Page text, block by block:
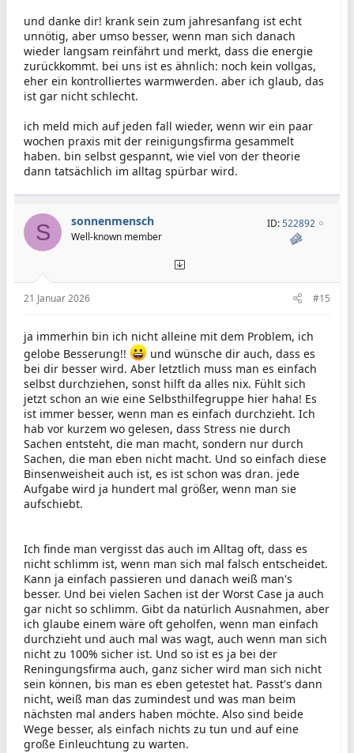
und danke dir! krank sein zum jahresanfang ist echt
unnötig, aber umso besser, wenn man sich danach
wieder langsam reinfährt und merkt, dass die energie
zurückkommt. bei uns ist es ähnlich: noch kein vollgas,
eher ein kontrolliertes warmwerden. aber ich glaub, das
ist gar nicht schlecht.
ich meld mich auf jeden fall wieder, wenn wir ein paar
wochen praxis mit der reinigungsfirma gesammelt
haben. bin selbst gespannt, wie viel von der theorie
dann tatsächlich im alltag spürbar wird.
S sonnenmensch
Well-known member
ID:522892
21 Januar 2026 #15
ja immerhin bin ich nicht alleine mit dem Problem, ich
gelobe Besserung!!
und wünsche dir auch, dass es
bei dir besser wird. Aber letztlich muss man es einfach
selbst durchziehen, sonst hilft da alles nix. Fühlt sich
jetzt schon an wie eine Selbsthilfegruppe hier haha! Es
ist immer besser, wenn man es einfach durchzieht. Ich
hab vor kurzem wo gelesen, dass Stress nie durch
Sachen entsteht, die man macht, sondern nur durch
Sachen, die man eben nicht macht. Und so einfach diese
Binsenweisheit auch ist, es ist schon was dran. jede
Aufgabe wird ja hundert mal größer, wenn man sie
aufschiebt.
Ich finde man vergisst das auch im Alltag oft, dass es
nicht schlimm ist, wenn man sich mal falsch entscheidet.
Kann ja einfach passieren und danach weiß man's
besser. Und bei vielen Sachen ist der Worst Case ja auch
gar nicht so schlimm. Gibt da natürlich Ausnahmen, aber
ich glaube einem wäre oft geholfen, wenn man einfach
durchzieht und auch mal was wagt, auch wenn man sich
nicht zu 100% sicher ist. Und so ist es ja bei der
Reningungsfirma auch, ganz sicher wird man sich nicht
sein können, bis man es eben getestet hat. Passt's dann
nicht, weiß man das zumindest und was man beim
nächsten mal anders haben möchte. Also sind beide
Wege besser, als einfach nichts zu tun und auf eine
große Einleuchtung zu warten.